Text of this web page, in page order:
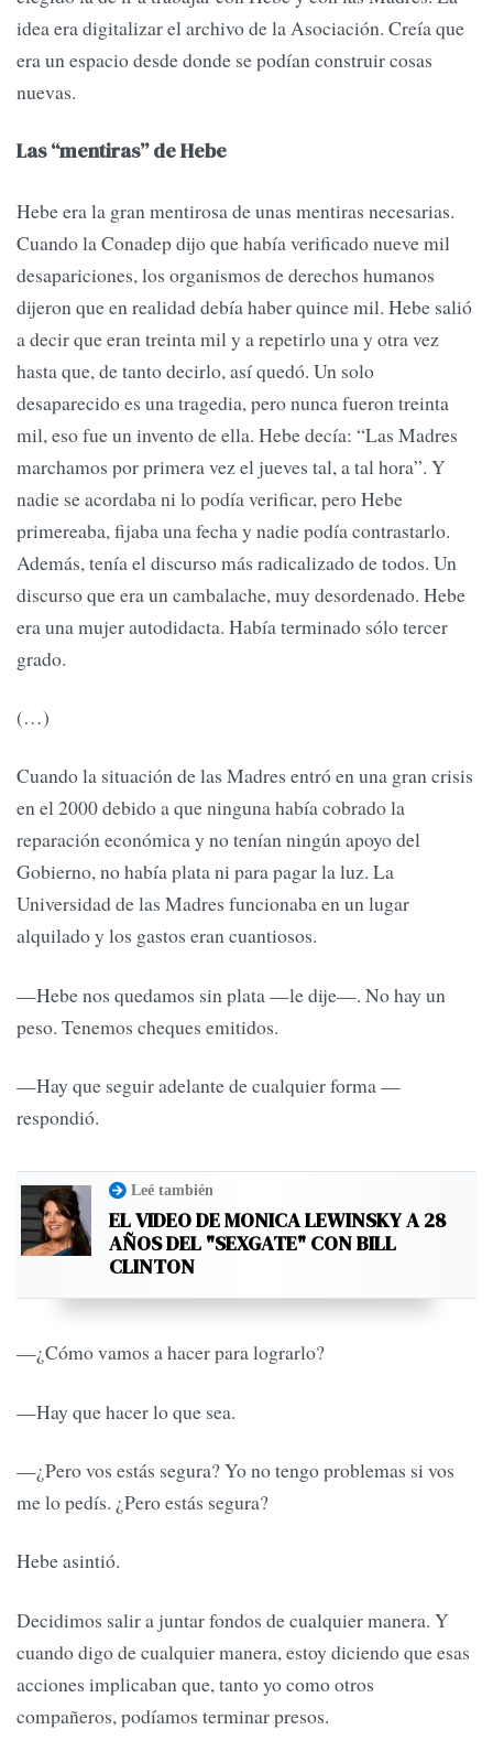
idea era digitalizar el archivo de la Asociación. Creía que
era un espacio desde donde se podían construir cosas
nuevas.
Las “mentiras” de Hebe
Hebe era la gran mentirosa de unas mentiras necesarias.
Cuando la Conadep dijo que había verificado nueve mil
desapariciones, los organismos de derechos humanos
dijeron que en realidad debía haber quince mil. Hebe salió
a decir que eran treinta mil y a repetirlo una y otra vez
hasta que, de tanto decirlo, así quedó. Un solo
desaparecido es una tragedia, pero nunca fueron treinta
mil, eso fue un invento de ella. Hebe decía: “Las Madres
marchamos por primera vez el jueves tal, a tal hora”. Y
nadie se acordaba ni lo podía verificar, pero Hebe
primereaba, fijaba una fecha y nadie podía contrastarlo.
Además, tenía el discurso más radicalizado de todos. Un
discurso que era un cambalache, muy desordenado. Hebe
era una mujer autodidacta. Había terminado sólo tercer
grado.
(…)
Cuando la situación de las Madres entró en una gran crisis
en el 2000 debido a que ninguna había cobrado la
reparación económica y no tenían ningún apoyo del
Gobierno, no había plata ni para pagar la luz. La
Universidad de las Madres funcionaba en un lugar
alquilado y los gastos eran cuantiosos.
—Hebe nos quedamos sin plata —le dije—. No hay un
peso. Tenemos cheques emitidos.
—Hay que seguir adelante de cualquier forma —
respondió.
Leé también
EL VIDEO DE MONICA LEWINSKY A 28
AÑOS DEL "SEXGATE" CON BILL
CLINTON
—¿Cómo vamos a hacer para lograrlo?
—Hay que hacer lo que sea.
—¿Pero vos estás segura? Yo no tengo problemas si vos
me lo pedís. ¿Pero estás segura?
Hebe asintió.
Decidimos salir a juntar fondos de cualquier manera. Y
cuando digo de cualquier manera, estoy diciendo que esas
acciones implicaban que, tanto yo como otros
compañeros, podíamos terminar presos.